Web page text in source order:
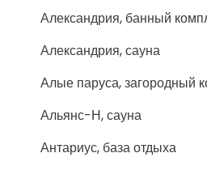
Александрия, банный
Александрия, сауна
Алые паруса, загородный
Альянс-Н, сауна
Антариус, база отдыха